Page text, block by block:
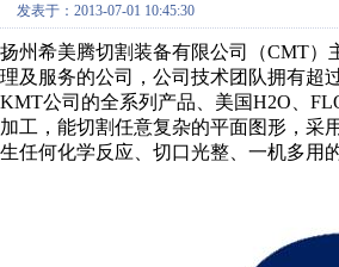
发表于：2013-07-01 10:45:30
扬州希美腾切割装备有限公司（CMT）
理及服务的公司，公司技术团队拥有超
KMT公司的全系列产品、美国H2O、
加工，能切割任意复杂的平面图形，采
生任何化学反应、切口光整、一机多用